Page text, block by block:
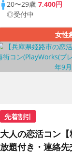
20〜29歳7,400円
◎受付中
女性
先着割引
大人の恋活コン
放題付き・連絡先